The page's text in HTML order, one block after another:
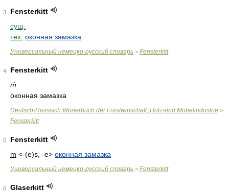
3
Fensterkitt
сущ.
тех. оконная замазка
Универсальный немецко-русский словарь > Fensterkitt
4
Fensterkitt
ḿ
оконная замазка
Deutsch-Russisch Wörterbuch der Forstwirtschaft, Holz-und Möbelindustrie >
Fensterkitt
5
Fensterkitt
m <-(e)s, -e> оконная замазка
Универсальный немецко-русский словарь > Fensterkitt
6 Glaserkitt